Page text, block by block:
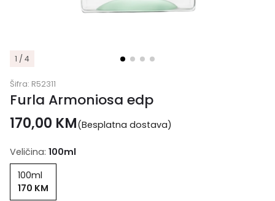
1 / 4
Šifra: R52311
Furla Armoniosa edp
170,00 KM(Besplatna dostava)
Veličina: 100ml
100ml
170 KM